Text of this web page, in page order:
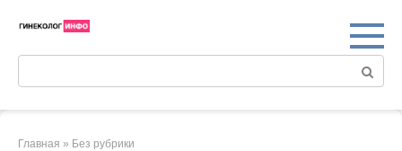
Главная » Без рубрики